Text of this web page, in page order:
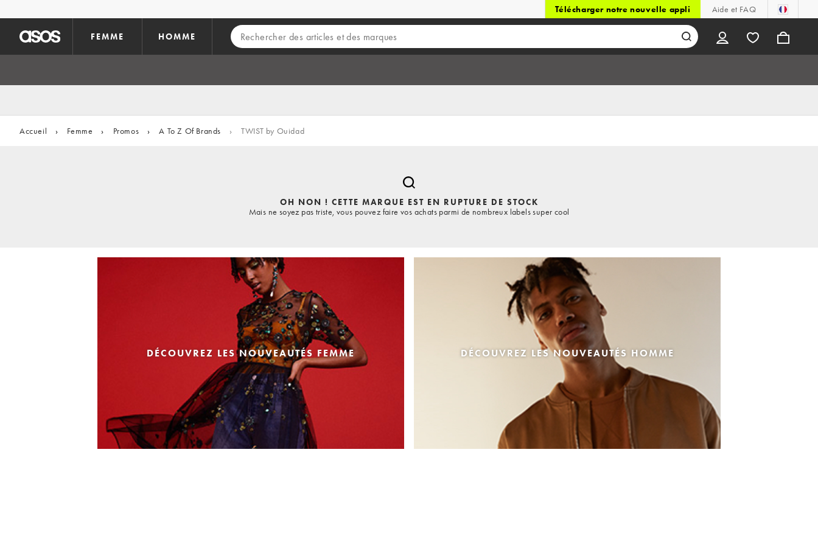
Télécharger notre nouvelle appli Aide et FAQ
FEMME HOMME
Accueil › Femme › Promos › A To Z Of Brands › TWIST by Ouidad
OH NON ! CETTE MARQUE EST EN RUPTURE DE STOCK
Mais ne soyez pas triste, vous pouvez faire vos achats parmi de nombreux labels super cool
DÉCOUVREZ LES NOUVEAUTÉS FEMME DÉCOUVREZ LES NOUVEAUTÉS HOMME